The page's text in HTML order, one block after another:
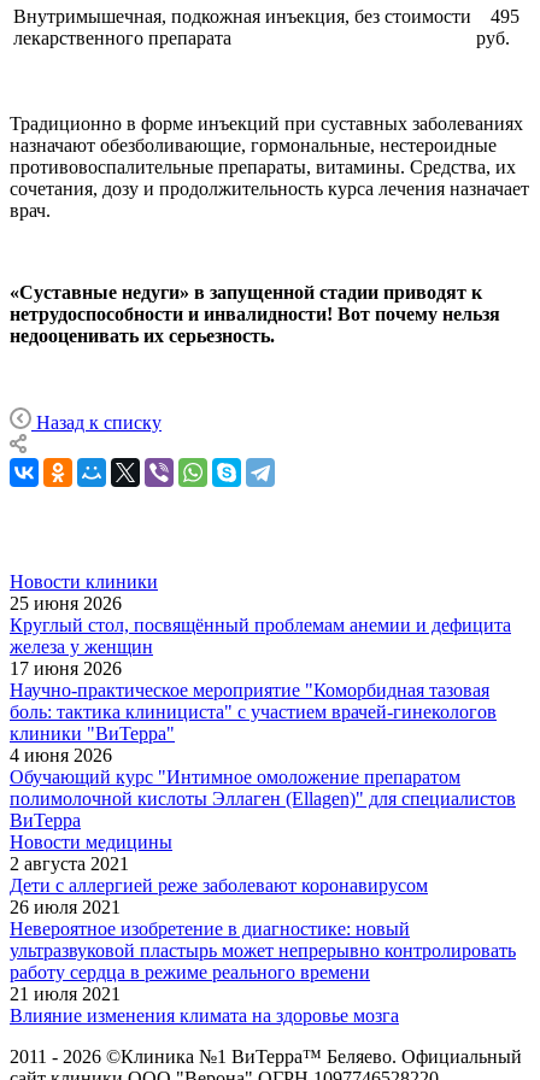
Внутримышечная, подкожная инъекция, без стоимости
лекарственного препарата
495
руб.
Традиционно в форме инъекций при суставных заболеваниях
назначают обезболивающие, гормональные, нестероидные
противовоспалительные препараты, витамины. Средства, их
сочетания, дозу и продолжительность курса лечения назначает
врач.
«Суставные недуги» в запущенной стадии приводят к
нетрудоспособности и инвалидности! Вот почему нельзя
недооценивать их серьезность.
Назад к списку
Новости клиники
25 июня 2026
Круглый стол, посвящённый проблемам анемии и дефицита
железа у женщин
17 июня 2026
Научно-практическое мероприятие "Коморбидная тазовая
боль: тактика клинициста" с участием врачей-гинекологов
клиники "ВиТерра"
4 июня 2026
Обучающий курс "Интимное омоложение препаратом
полимолочной кислоты Эллаген (Ellagen)" для специалистов
ВиТерра
Новости медицины
2 августа 2021
Дети с аллергией реже заболевают коронавирусом
26 июля 2021
Невероятное изобретение в диагностике: новый
ультразвуковой пластырь может непрерывно контролировать
работу сердца в режиме реального времени
21 июля 2021
Влияние изменения климата на здоровье мозга
2011 - 2026 ©Клиника №1 ВиТерра™ Беляево. Официальный